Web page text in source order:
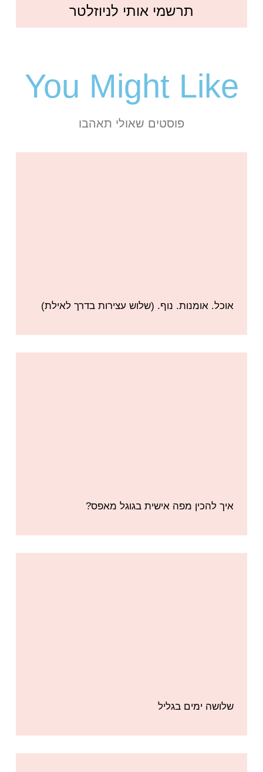
תרשמי אותי לניוזלטר
You Might Like
פוסטים שאולי תאהבו
אוכל. אומנות. נוף. (שלוש עצירות בדרך לאילת)
איך להכין מפה אישית בגוגל מאפס?
שלושה ימים בגליל